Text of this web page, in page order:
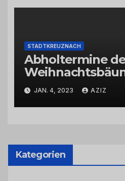
STADTKREUZNACH
Abholtermine
Kernstadt und in
Stadtteilen
JAN. 4, 2023 AZIZ
Kategorien